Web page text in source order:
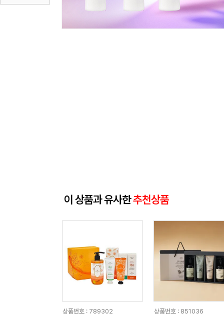
이 상품과 유사한추천상품
상품번호 : 789302
상품번호 : 851036